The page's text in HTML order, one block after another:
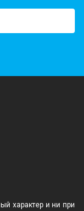
характер и ни при